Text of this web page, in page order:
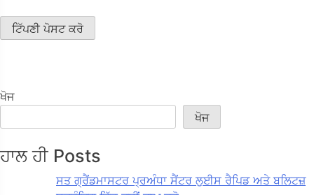
ਖੋਜ
ਖੋਜ
ਹਾਲ ਹੀ Posts
ਸਤ ਗ੍ਰੈਂਡਮਾਸਟਰ ਪ੍ਰਅੰਧਾ ਸੈਂਟਰ ਲੁਈਸ ਰੈਪਿਡ ਅਤੇ ਬਲਿਟਜ਼